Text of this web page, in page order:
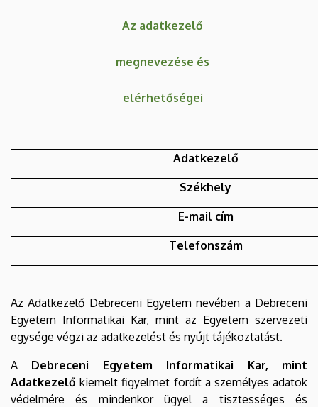
Az adatkezelő
megnevezése és
elérhetőségei
Adatkezelő
Székhely
E-mail cím
Telefonszám
Az Adatkezelő Debreceni Egyetem nevében a Debreceni
Egyetem Informatikai Kar, mint az Egyetem szervezeti
egysége végzi az adatkezelést és nyújt tájékoztatást.
A Debreceni Egyetem Informatikai Kar, mint
Adatkezelő kiemelt figyelmet fordít a személyes adatok
védelmére és mindenkor ügyel a tisztességes és